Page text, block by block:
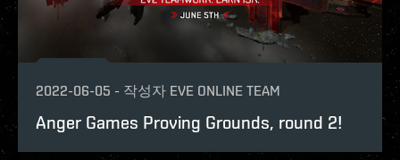
2022-06-05 - 작성자 EVE ONLINE TEAM
Anger Games Proving Grounds, round 2!